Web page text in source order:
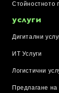
Стойностното
УСЛУГИ
Дигитални
ИТ Услуги
Логистични
Предлагане